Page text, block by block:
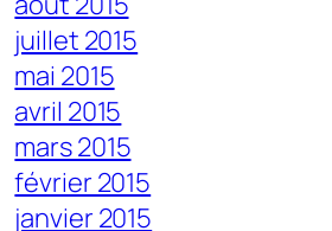
juillet 2015
mai 2015
avril 2015
mars 2015
février 2015
janvier 2015